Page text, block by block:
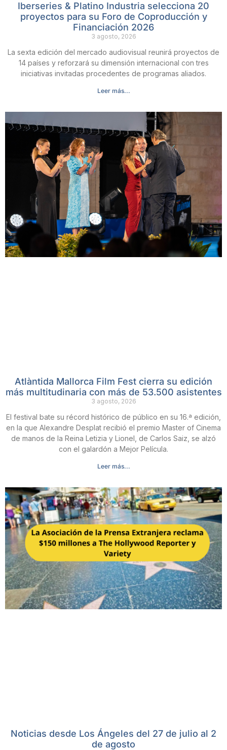
Iberseries & Platino Industria selecciona 20
proyectos para su Foro de Coproducción y
Financiación 2026
3 agosto, 2026
La sexta edición del mercado audiovisual reunirá proyectos de
14 países y reforzará su dimensión internacional con tres
iniciativas invitadas procedentes de programas aliados.
Leer más...
Atlàntida Mallorca Film Fest cierra su edición
más multitudinaria con más de 53.500 asistentes
3 agosto, 2026
El festival bate su récord histórico de público en su 16.ª edición,
en la que Alexandre Desplat recibió el premio Master of Cinema
de manos de la Reina Letizia y Lionel, de Carlos Saiz, se alzó
con el galardón a Mejor Película.
Leer más...
Noticias desde Los Ángeles del 27 de julio al 2
de agosto